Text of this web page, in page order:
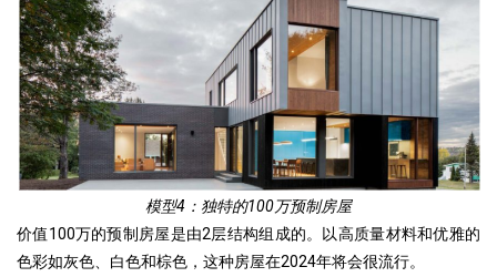
模型4：独特的100万预制房屋
价值100万的预制房屋是由2层结构组成的。以高质量材料和优雅的
色彩如灰色、白色和棕色，这种房屋在2024年将会很流行。